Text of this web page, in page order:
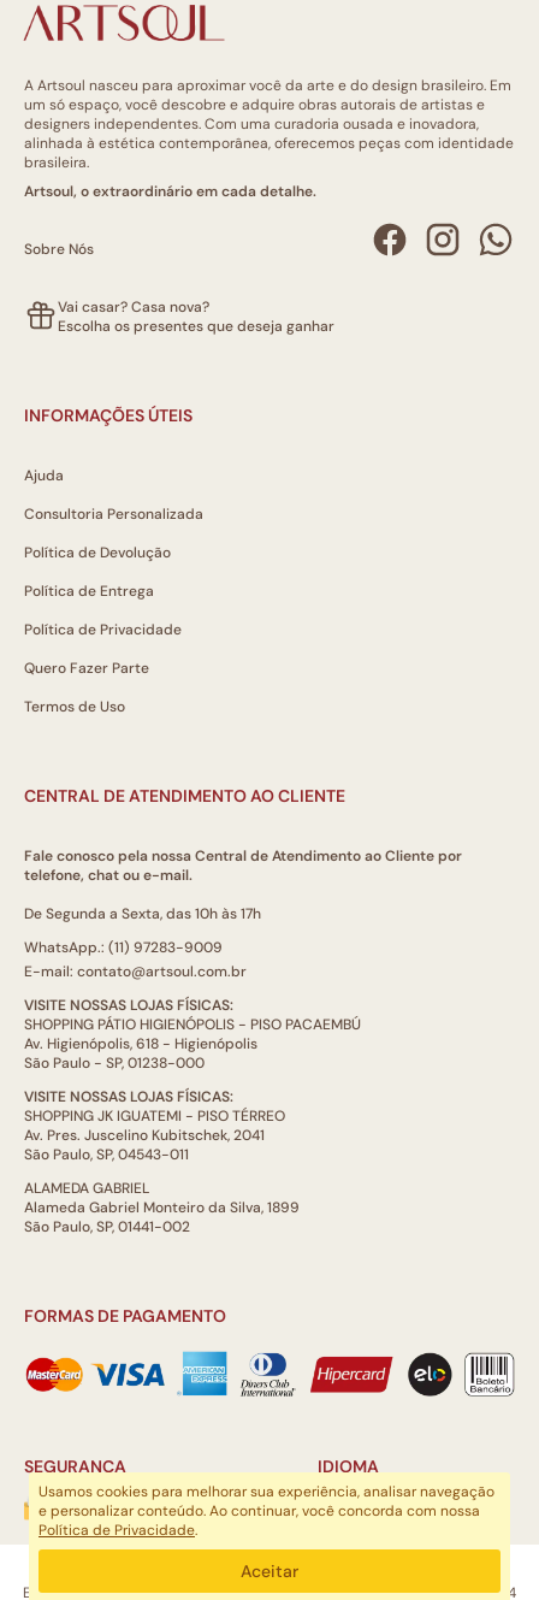
A Artsoul nasceu para aproximar você da arte e do design brasileiro. Em
um só espaço, você descobre e adquire obras autorais de artistas e
designers independentes. Com uma curadoria ousada e inovadora,
alinhada à estética contemporânea, oferecemos peças com identidade
brasileira.
Artsoul, o extraordinário em cada detalhe.
Sobre Nós
Vai casar? Casa nova?
Escolha os presentes que deseja ganhar
INFORMAÇÕES ÚTEIS
Ajuda
Consultoria Personalizada
Política de Devolução
Política de Entrega
Política de Privacidade
Quero Fazer Parte
Termos de Uso
CENTRAL DE ATENDIMENTO AO CLIENTE
Fale conosco pela nossa Central de Atendimento ao Cliente por
telefone, chat ou e-mail.
De Segunda a Sexta, das 10h às 17h
WhatsApp.: (11) 97283-9009
E-mail: contato@artsoul.com.br
VISITE NOSSAS LOJAS FÍSICAS:
SHOPPING PÁTIO HIGIENÓPOLIS - PISO PACAEMBÚ
Av. Higienópolis, 618 - Higienópolis
São Paulo - SP, 01238-000
VISITE NOSSAS LOJAS FÍSICAS:
SHOPPING JK IGUATEMI - PISO TÉRREO
Av. Pres. Juscelino Kubitschek, 2041
São Paulo, SP, 04543-011
ALAMEDA GABRIEL
Alameda Gabriel Monteiro da Silva, 1899
São Paulo, SP, 01441-002
FORMAS DE PAGAMENTO
SEGURANÇA IDIOMA
ARTSOUL COMUNICAÇÃO DIGITAL LTDA | CNPJ: 29.752.781/0001-52
Escritório: Rua Quatá, 845 - Sala 2, Vila Olímpia, São Paulo, SP, 04546-044
Usamos cookies para melhorar sua experiência, analisar navegação
e personalizar conteúdo. Ao continuar, você concorda com nossa
Política de Privacidade.
Aceitar